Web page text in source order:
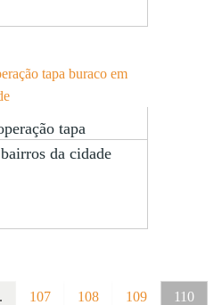
tapa
da cidade
107 108 109 110